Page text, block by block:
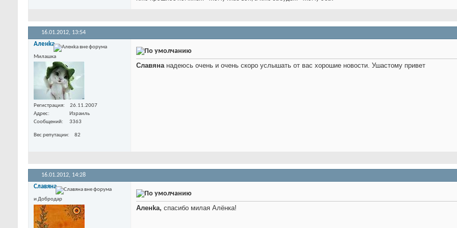
16.01.2012, 13:54
Аленka
Милашка
Регистрация
26.11.2007
Адрес
Израиль
Сообщений
3363
Вес репутации 82
Славянанадеюсь очень и очень скоро услышать от вас хорошие новости. Ушастому привет
16.01.2012, 14:28
Славяна
и Добродар
Аленka, спасибо милая Алёнка!